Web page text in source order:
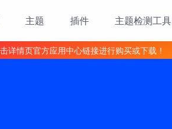
主题 插件 主题检测工具
详情页官方应用中心链接进行购买或下载！